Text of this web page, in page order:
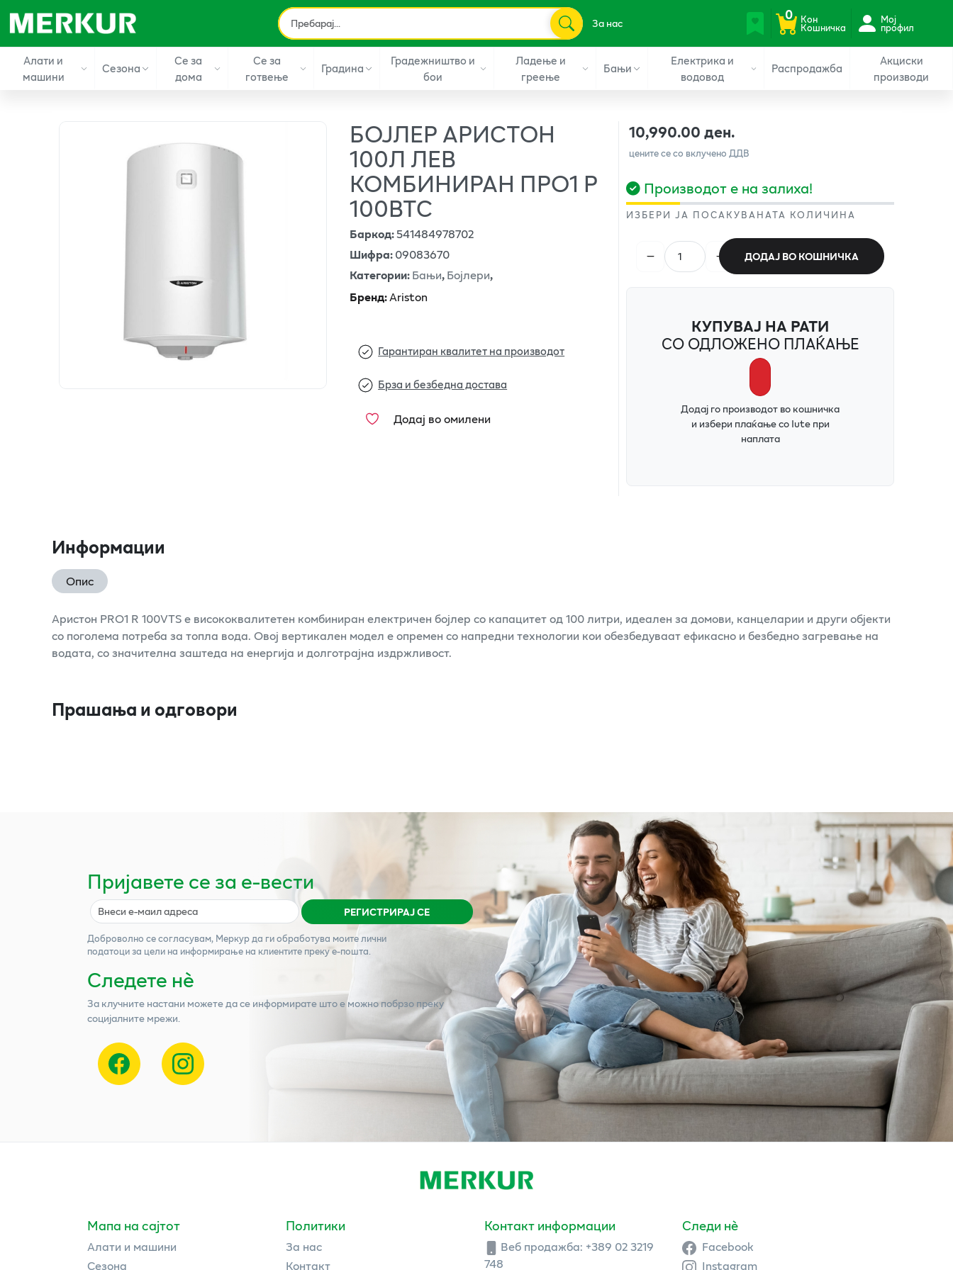
За нас 0 Кон
Кошничка
Мој
профил
Алати и
машини
Сезона
Се за
дома
Се за
готвење
Градина
Градежништво и
бои
Ладење и
греење
Бањи
Електрика и
водовод
Распродажба
Акциски
производи
БОЈЛЕР АРИСТОН
100Л ЛЕВ
КОМБИНИРАН ПРО1 Р
100ВТС
Баркод:541484978702
Шифра:09083670
Категории:Бањи,Бојлери,
Бренд:Ariston
Гарантиран квалитет на производот
Брза и безбедна достава
Додај во омилени
10,990.00 ден.
цените се со вклучено ДДВ
Производот е на залиха!
ИЗБЕРИ ЈА ПОСАКУВАНАТА КОЛИЧИНА
ДОДАЈ ВО КОШНИЧКА
КУПУВАЈ НА РАТИ
СО ОДЛОЖЕНО ПЛАЌАЊЕ
Додај го производот во кошничка
и избери плаќање со Iute при
наплата
Информации
Опис
Аристон PRO1 R 100VTS е висококвалитетен комбиниран електричен бојлер со капацитет од 100 литри, идеален за домови, канцеларии и други објекти
со поголема потреба за топла вода. Овој вертикален модел е опремен со напредни технологии кои обезбедуваат ефикасно и безбедно загревање на
водата, со значителна заштеда на енергија и долготрајна издржливост.
Прашања и одговори
Пријавете се за е-вести
РЕГИСТРИРАЈ СЕ
Доброволно се согласувам, Меркурда ги обработува моите лични
податоци за цели на информирање на клиентите преку е-пошта.
Следете нѐ
За клучните настани можете да се информирате што е можно побрзо преку
социјалните мрежи.
Мапа на сајтот
Алати и машини
Сезона
Политики
За нас
Контакт
Контакт информации
Веб продажба: +389 02 3219
748
Следи нè
Facebook
Instagram